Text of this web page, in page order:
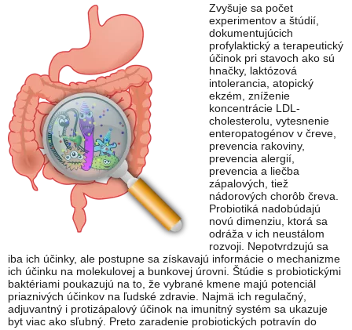
Zvyšuje sa počet
experimentov a štúdií,
dokumentujúcich
profylaktický a terapeutický
účinok pri stavoch ako sú
hnačky, laktózová
intolerancia, atopický
ekzém, zníženie
koncentrácie LDL-
cholesterolu, vytesnenie
enteropatogénov v čreve,
prevencia rakoviny,
prevencia alergií,
prevencia a liečba
zápalových, tiež
nádorových chorôb čreva.
Probiotiká nadobúdajú
novú dimenziu, ktorá sa
odráža v ich neustálom
rozvoji. Nepotvrdzujú sa
iba ich účinky, ale postupne sa získavajú informácie o mechanizme
ich účinku na molekulovej a bunkovej úrovni. Štúdie s probiotickými
baktériami poukazujú na to, že vybrané kmene majú potenciál
priaznivých účinkov na ľudské zdravie. Najmä ich regulačný,
adjuvantný i protizápalový účinok na imunitný systém sa ukazuje
byt viac ako sľubný. Preto zaradenie probiotických potravín do